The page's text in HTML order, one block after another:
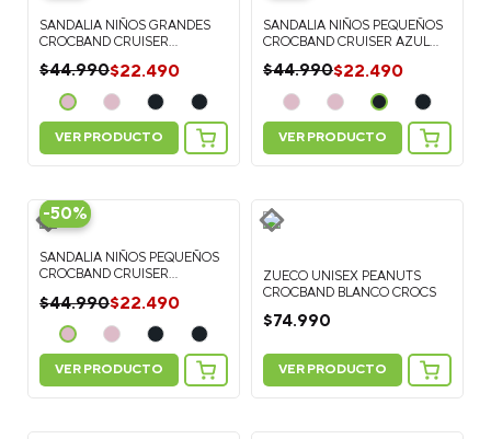
SANDALIA NIÑOS GRANDES
CROCBAND CRUISER
$44.990$22.490
VER PRODUCTO
SANDALIA NIÑOS PEQUEÑOS
CROCBAND CRUISER AZUL
$44.990$22.490
VER PRODUCTO
-50%
SANDALIA NIÑOS PEQUEÑOS
CROCBAND CRUISER
$44.990$22.490
VER PRODUCTO
ZUECO UNISEX PEANUTS
CROCBAND BLANCO CROCS
$74.990
VER PRODUCTO